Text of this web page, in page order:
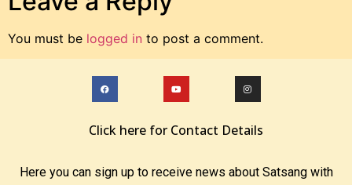
You must be logged in to post a comment.
Click here for Contact Details
Here you can sign up to receive news about Satsang with